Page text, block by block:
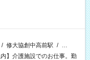
/ 修大協創中高前駅 / …
】介護施設でのお仕事。勤